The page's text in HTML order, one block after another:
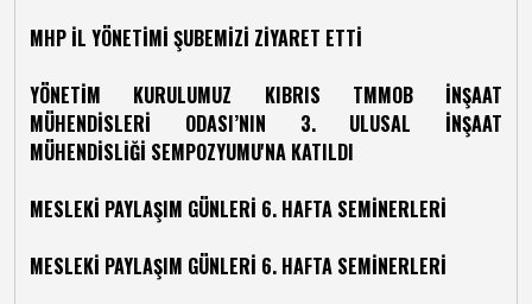
MHP İL YÖNETİMİ ŞUBEMİZİ ZİYARET ETTİ
YÖNETİM KURULUMUZ KIBRIS TMMOB İNŞAAT
MÜHENDİSLERİ ODASI’NIN 3. ULUSAL İNŞAAT
MÜHENDİSLİĞİ SEMPOZYUMU'NA KATILDI
MESLEKİ PAYLAŞIM GÜNLERİ 6. HAFTA SEMİNERLERİ
MESLEKİ PAYLAŞIM GÜNLERİ 6. HAFTA SEMİNERLERİ